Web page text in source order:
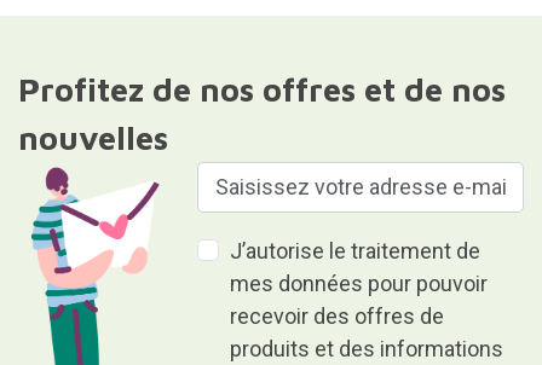
Profitez de nos offres et de nos
nouvelles
J’autorise le traitement de
mes données pour pouvoir
recevoir des offres de
produits et des informations